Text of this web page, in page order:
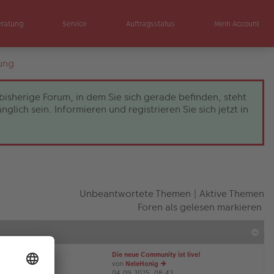
Service Auftragsstatus Mein Account
Forum, in dem Sie sich gerade befinden, steht
sein. Informieren und registrieren Sie sich jetzt in
Unbeantwortete Themen | Aktive Themen
Foren als gelesen markieren
Die neue Community ist live!
von NeleHonig